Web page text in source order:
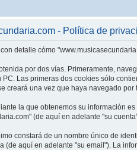
- Política de
detalle cómo
por dos vías. Primeramente,
Las primeras dos cookies sólo
creará una vez que haya navegado
la que obtenemos su información
(de aquí en adelante "su
constará de un nombre único de
(de aquí en adelante "su email"). La